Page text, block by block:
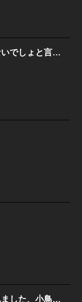
女同士とかありえないでしょと言い張る女の子を、百日間で徹底的に落とす百合のお話
最恐辺境伯に拾われました、小鳥（＝悪女？）です【分冊版】